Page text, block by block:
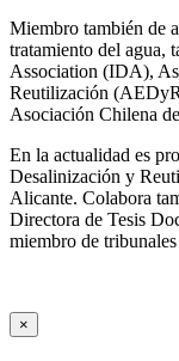
Miembro también de
tratamiento del agua,
Association (IDA),
Reutilización
Asociación Chilena
En la actualidad es
Desalinización y
Alicante. Colabora
Directora de Tesis
miembro de
×